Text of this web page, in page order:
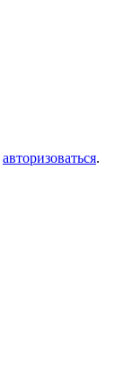
авторизоваться.